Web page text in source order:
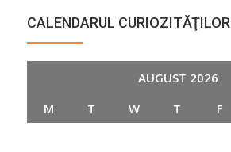
CALENDARUL CURIOZITĂŢILOR
AUGUST 2026
M
T W T F